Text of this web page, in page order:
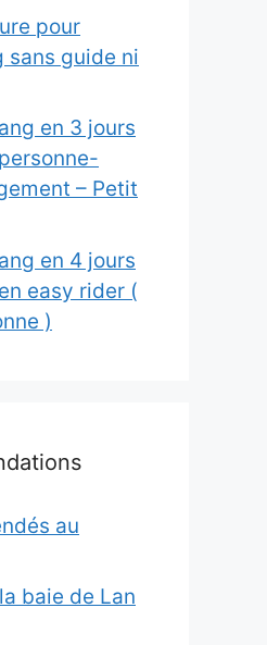
pour
sans guide ni
en 3 jours
– Petit
en 4 jours
easy rider (
)
au
baie de Lan